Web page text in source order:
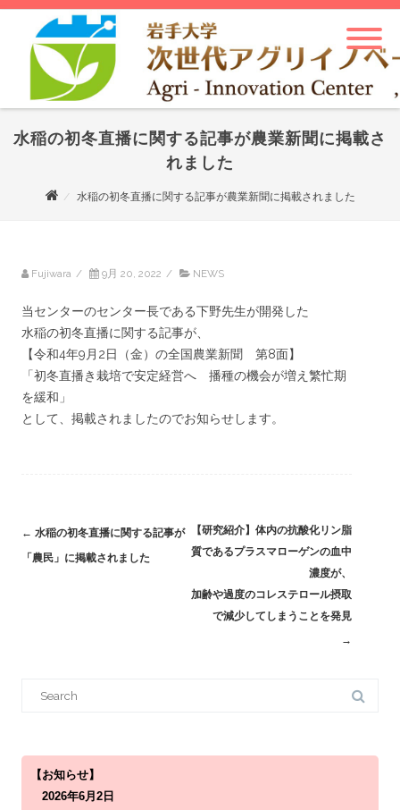
水稲の初冬直播に関する記事が農業新聞に掲載さ
れました
水稲の初冬直播に関する記事が農業新聞に掲載されました
Fujiwara / 9月 20, 2022 / NEWS
当センターのセンター長である下野先生が開発した
水稲の初冬直播に関する記事が、
【令和4年9月2日（金）の全国農業新聞 第8面】
「初冬直播き栽培で安定経営へ 播種の機会が増え繁忙期
を緩和」
として、掲載されましたのでお知らせします。
Post
navigation
← 水稲の初冬直播に関する記事が
「農民」に掲載されました
【研究紹介】体内の抗酸化リン脂
質であるプラスマローゲンの血中
濃度が、
加齢や過度のコレステロール摂取
で減少してしまうことを発見
→
f
【お知らせ】
2026年6月2日